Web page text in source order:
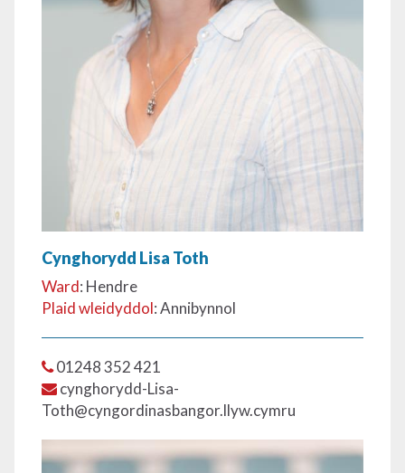
Cynghorydd Lisa Toth
Ward: Hendre
Plaid wleidyddol: Annibynnol
01248 352 421
cynghorydd-Lisa-
Toth@cyngordinasbangor.llyw.cymru